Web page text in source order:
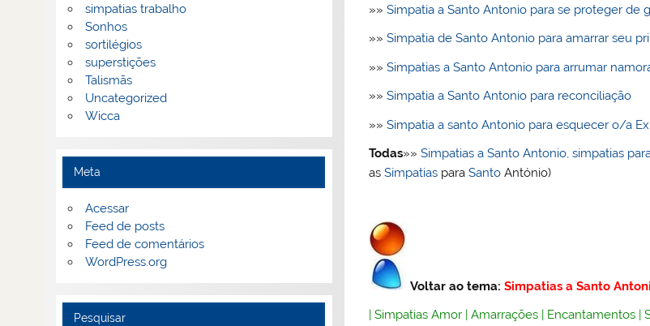
»»Simpatia a Santo Antonio para se proteger de
»»Simpatia de Santo Antonio para amarrar seu
»»Simpatias a Santo Antonio para arrumar
»»Simpatia a Santo Antonio para reconciliação
»»Simpatia a santo Antonio para esquecer o/a Ex
Todas»»Simpatias a Santo Antonio, simpatias
asSimpatias paraSanto António)
Voltar ao tema:Simpatias a Santo
|Simpatias Amor |Amarrações | Encantamentos |
simpatias trabalho
Sonhos
sortilégios
superstições
Talismãs
Uncategorized
Wicca
Meta
Acessar
Feed de posts
Feed de comentários
WordPress.org
Pesquisar